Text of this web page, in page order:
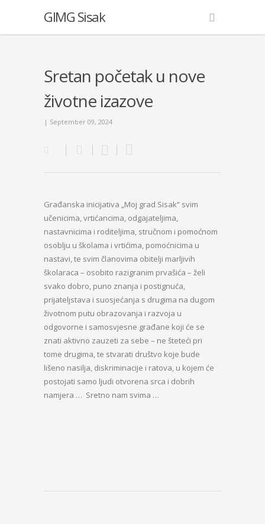
GIMG Sisak
Sretan početak u nove
životne izazove
| September 09, 2024
Građanska inicijativa „Moj grad Sisak“ svim
učenicima, vrtićancima, odgajateljima,
nastavnicima i roditeljima, stručnom i pomoćnom
osoblju u školama i vrtićima, pomoćnicima u
nastavi, te svim članovima obitelji marljivih
školaraca – osobito razigranim prvašića – želi
svako dobro, puno znanja i postignuća,
prijateljstava i suosjećanja s drugima na dugom
životnom putu obrazovanja i razvoja u
odgovorne i samosvjesne građane koji će se
znati aktivno zauzeti za sebe – ne šteteći pri
tome drugima, te stvarati društvo koje bude
lišeno nasilja, diskriminacije i ratova, u kojem će
postojati samo ljudi otvorena srca i dobrih
namjera … Sretno nam svima …